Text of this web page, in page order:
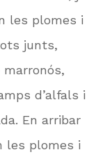
les plomes i
junts,
d’alfals i
En arribar
les plomes i